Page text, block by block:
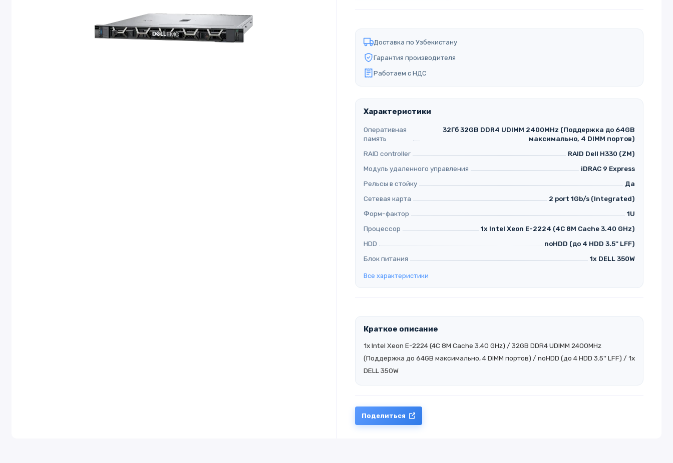
Доставка по Узбекистану
Гарантия производителя
Работаем с НДС
Характеристики
Оперативная
память
32Гб 32GB DDR4 UDIMM 2400MHz (Поддержка до 64GB
максимально, 4 DIMM портов)
RAID controller
RAID Dell H330 (ZM)
Модуль удаленного управления
iDRAC 9 Express
Рельсы в стойку
Да
Сетевая карта
2 port 1Gb/s (Integrated)
Форм-фактор
1U
Процессор
1x Intel Xeon E-2224 (4C 8M Cache 3.40 GHz)
HDD
noHDD (до 4 HDD 3.5'' LFF)
Блок питания
1x DELL 350W
Все характеристики
Краткое описание
1x Intel Xeon E-2224 (4C 8M Cache 3.40 GHz) / 32GB DDR4 UDIMM 2400MHz
(Поддержка до 64GB максимально, 4 DIMM портов) / noHDD (до 4 HDD 3.5'' LFF) / 1x
DELL 350W
Поделиться